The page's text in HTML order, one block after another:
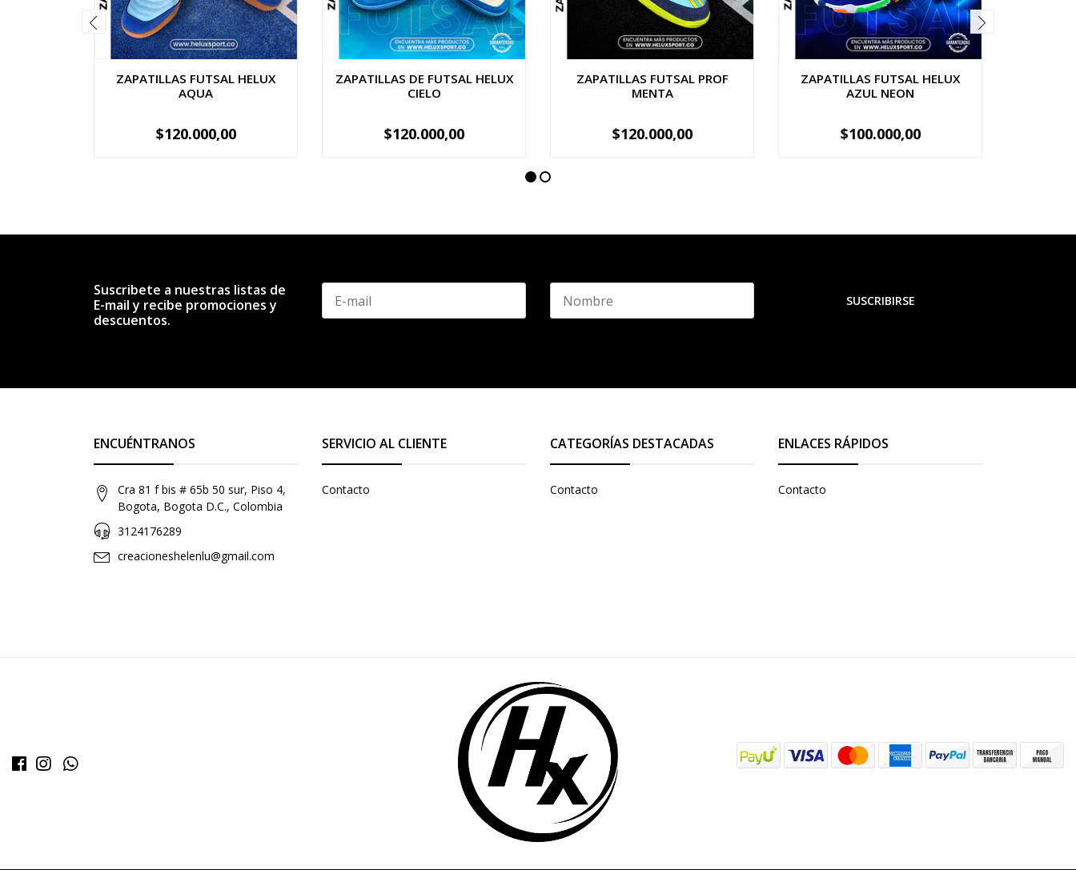
ZAPATILLAS FUTSAL HELUX
AQUA
VER OPCIONES
$120.000,00
ZAPATILLAS DE FUTSAL HELUX
CIELO
VER OPCIONES
$120.000,00
ZAPATILLAS FUTSAL PROF
MENTA
+
$120.000,00
ZAPATILLAS FUTSAL HELUX
AZUL NEON
+
$100.000,00
Suscribete a nuestras listas de
E-mail y recibe promociones y
descuentos.
SUSCRIBIRSE
ENCUÉNTRANOS
Cra 81 f bis # 65b 50 sur, Piso 4,
Bogota, Bogota D.C., Colombia
3124176289
creacioneshelenlu@gmail.com
SERVICIO AL CLIENTE
Contacto
CATEGORÍAS DESTACADAS
Contacto
ENLACES RÁPIDOS
Contacto